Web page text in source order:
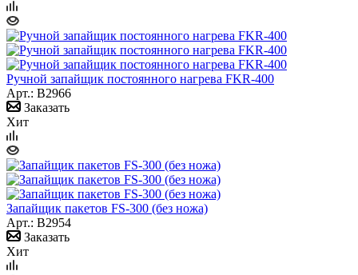
Ручной запайщик постоянного нагрева FKR-400
Арт.: B2966
Заказать
Хит
Запайщик пакетов FS-300 (без ножа)
Арт.: B2954
Заказать
Хит